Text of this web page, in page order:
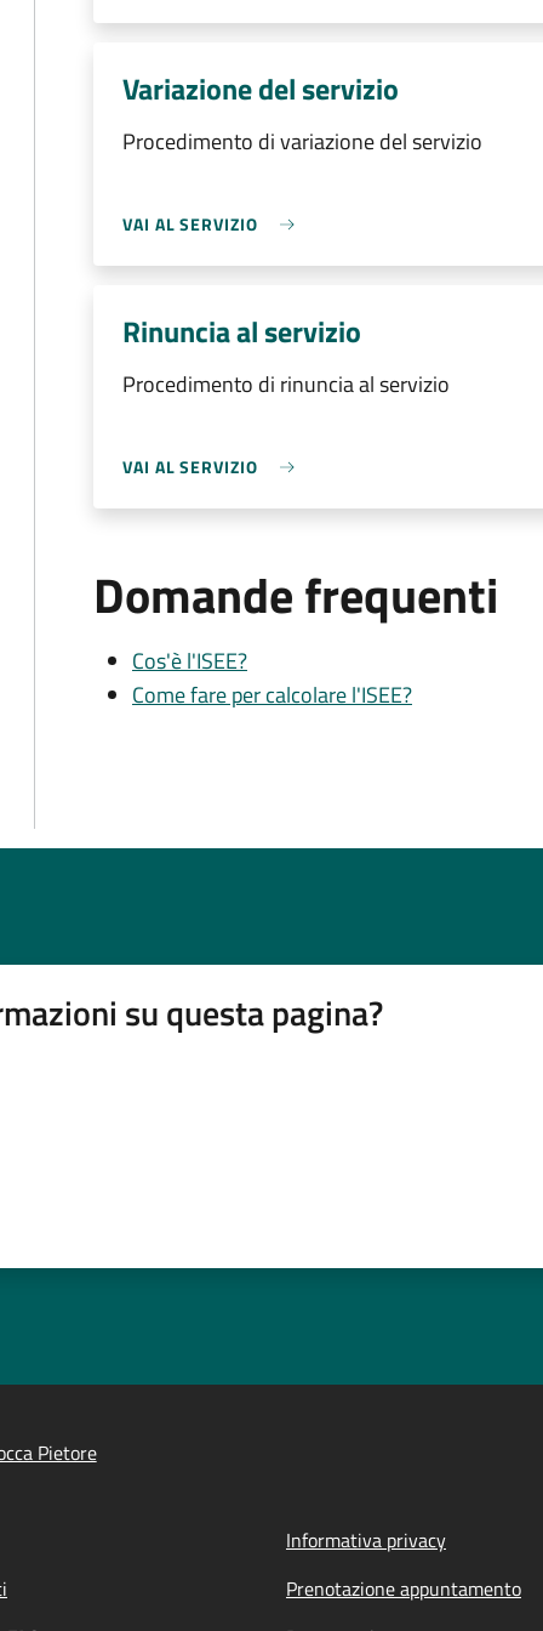
Variazione del servizio
Procedimento di variazione del servizio
VAI AL SERVIZIO
Rinuncia al servizio
Procedimento di rinuncia al servizio
VAI AL SERVIZIO
Domande frequenti
Cos'è l'ISEE?
Come fare per calcolare l'ISEE?
su questa pagina?
Pietore
Informativa privacy
Prenotazione appuntamento